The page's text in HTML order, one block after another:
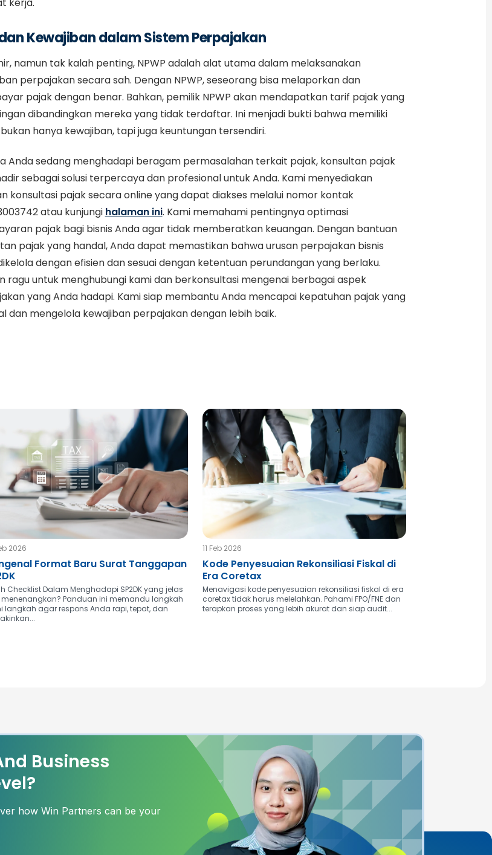
Kewajiban dalam Sistem Perpajakan
namun tak kalah penting, NPWP adalah alat utama dalam melaksanakan
perpajakan secara sah. Dengan NPWP, seseorang bisa melaporkan dan
pajak dengan benar. Bahkan, pemilik NPWP akan mendapatkan tarif pajak yang
dibandingkan mereka yang tidak terdaftar. Ini menjadi bukti bahwa memiliki
bukan hanya kewajiban, tapi juga keuntungan tersendiri.
Anda sedang menghadapi beragam permasalahan terkait pajak, konsultan pajak
sebagai solusi terpercaya dan profesional untuk Anda. Kami menyediakan
konsultasi pajak secara online yang dapat diakses melalui nomor kontak
atau kunjungi halaman ini. Kami memahami pentingnya optimasi
pajak bagi bisnis Anda agar tidak memberatkan keuangan. Dengan bantuan
pajak yang handal, Anda dapat memastikan bahwa urusan perpajakan bisnis
dengan efisien dan sesuai dengan ketentuan perundangan yang berlaku.
ragu untuk menghubungi kami dan berkonsultasi mengenai berbagai aspek
yang Anda hadapi. Kami siap membantu Anda mencapai kepatuhan pajak yang
dan mengelola kewajiban perpajakan dengan lebih baik.
2026
Format Baru Surat Tanggapan
Checklist Dalam Menghadapi SP2DK yang jelas
Panduan ini memandu langkah
langkah agar respons Anda rapi, tepat, dan
11 Feb 2026
Kode Penyesuaian Rekonsiliasi Fiskal di
Era Coretax
Menavigasi kode penyesuaian rekonsiliasi fiskal di era
coretax tidak harus melelahkan. Pahami FPO/FNE dan
terapkan proses yang lebih akurat dan siap audit...
Business
how Win Partners can be your